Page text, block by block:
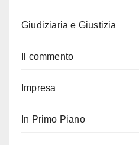
Giudiziaria e Giustizia
Il commento
Impresa
In Primo Piano